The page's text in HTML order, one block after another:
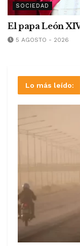
SOCIEDAD
El papa León
5 AGOSTO - 2026
Lo más leído: